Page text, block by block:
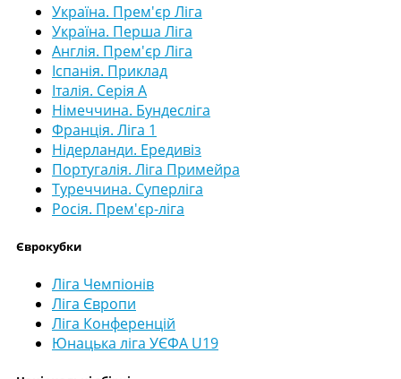
Україна. Прем'єр Ліга
Україна. Перша Ліга
Англія. Прем'єр Ліга
Іспанія. Приклад
Італія. Серія А
Німеччина. Бундесліга
Франція. Ліга 1
Нідерланди. Ередивіз
Португалія. Ліга Примейра
Туреччина. Суперліга
Росія. Прем'єр-ліга
Єврокубки
Ліга Чемпіонів
Ліга Європи
Ліга Конференцій
Юнацька ліга УЄФА U19